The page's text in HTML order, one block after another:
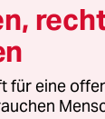
Vertriebs
rechtlichen
lizenzen@taz.de
für eine